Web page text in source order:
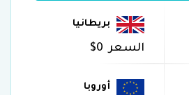
بريطانيا
السعر $0
أوروبا